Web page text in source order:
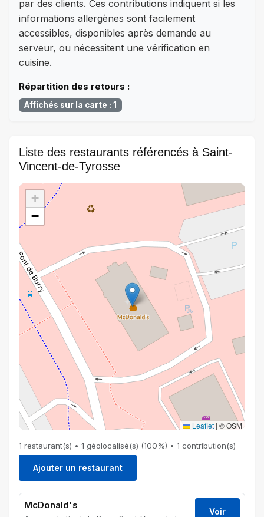
par des clients. Ces contributions indiquent si les
informations allergènes sont facilement
accessibles, disponibles après demande au
serveur, ou nécessitent une vérification en
cuisine.
Répartition des retours :
Affichés sur la carte : 1
Liste des restaurants référencés à Saint-
Vincent-de-Tyrosse
+
−
Leaflet | © OSM
1 restaurant(s) • 1 géolocalisé(s) (100%) • 1 contribution(s)
Ajouter un restaurant
McDonald's
Voir